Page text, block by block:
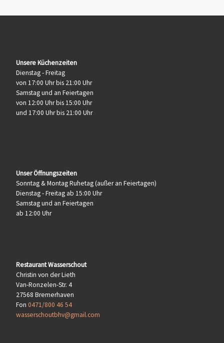
Unsere Küchenzeiten
Dienstag - Freitag
von 17:00 Uhr bis 21:00 Uhr
Samstag und an Feiertagen
von 12:00 Uhr bis 15:00 Uhr
und 17:00 Uhr bis 21:00 Uhr
Unser Öffnungszeiten
Sonntag & Montag Ruhetag (außer an Feiertagen)
Dienstag - Freitag ab 15:00 Uhr
Samstag und an Feiertagen
ab 12:00 Uhr
Restaurant Wasserschout
Christin von der Lieth
Van-Ronzelen-Str. 4
27568 Bremerhaven
Fon 0471/800 46 54
wasserschoutbhv@gmail.com